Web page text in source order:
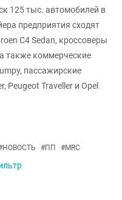
125 тыс. автомобилей в
предприятия сходят
C4 Sedan, кроссоверы
также коммерческие
пассажирские
Peugeot Traveller и Opel
НОВОСТЬ #ПП #MRC